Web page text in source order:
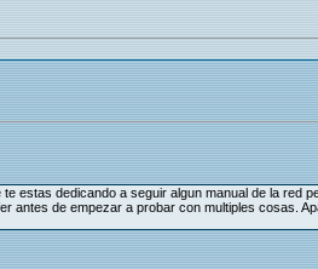
estas dedicando a seguir algun manual de la red
antes de empezar a probar con multiples cosas.